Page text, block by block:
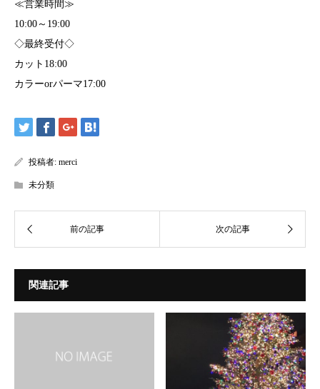
≪営業時間≫
10:00～19:00
◇最終受付◇
カット18:00
カラーorパーマ17:00
投稿者: merci
未分類
関連記事